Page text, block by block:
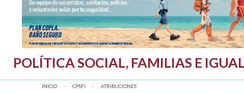
POLÍTICA SOCIAL, FAMILIAS E
INICIO CPSFI AQUÍ:
ATRIBUCIONES